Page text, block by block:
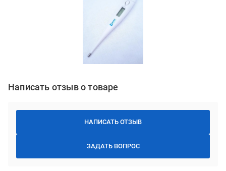
Написать отзыв о товаре
НАПИСАТЬ ОТЗЫВ
ЗАДАТЬ ВОПРОС